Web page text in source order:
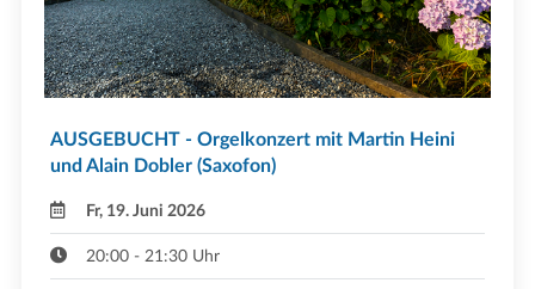
AUSGEBUCHT - Orgelkonzert mit Martin Heini
und Alain Dobler (Saxofon)
Fr, 19. Juni 2026
20:00 - 21:30 Uhr